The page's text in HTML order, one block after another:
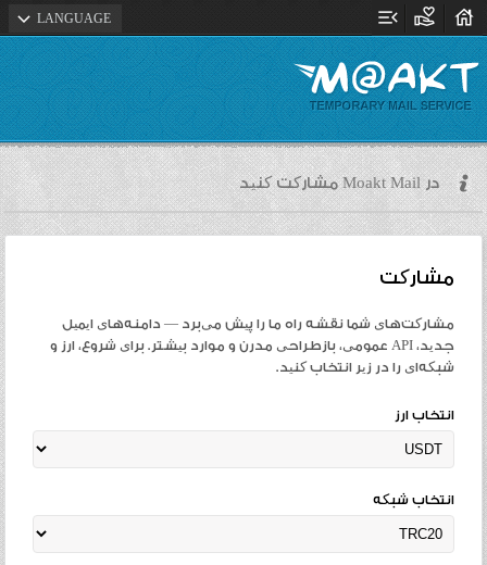
house
volunteer_activism
menu_open
LANGUAGE
expand_more
در Moakt Mail مشارکت کنید
مشارکت
مشارکت‌های شما نقشه راه ما را پیش می‌برد — دامنه‌های ایمیل
جدید، API عمومی، بازطراحی مدرن و موارد بیشتر. برای شروع، ارز و
شبکه‌ای را در زیر انتخاب کنید.
انتخاب ارز
انتخاب شبکه